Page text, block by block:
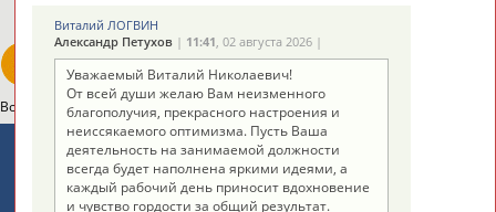
Вопросы сотрудничества и совместной деятельности
Адресов в новостной рассылке: 996
Подпишись
Виталий ЛОГВИН
Александр Петухов| 11:41, 02 августа 2026 |
Уважаемый Виталий Николаевич!
От всей души желаю Вам неизменного
благополучия, прекрасного настроения и
неиссякаемого оптимизма. Пусть Ваша
деятельность на занимаемой должности
всегда будет наполнена яркими идеями, а
каждый рабочий день приносит вдохновение
и чувство гордости за общий результат.